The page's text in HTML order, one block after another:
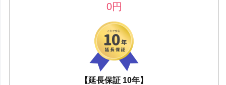
0円
【延長保証 10年】